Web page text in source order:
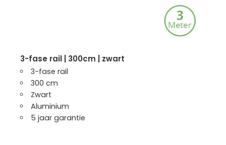
3-fase rail | 300cm | zwart
3-fase rail
300 cm
Zwart
Aluminium
5 jaar garantie